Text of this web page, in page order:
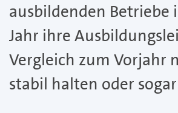
ausbildenden Betriebe
Jahr ihre
Vergleich zum Vorjahr
stabil halten oder